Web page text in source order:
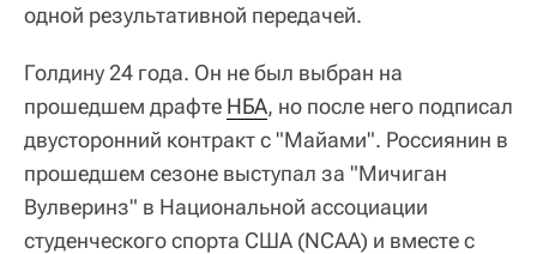
одной результативной передачей.
Голдину 24 года. Он не был выбран на
прошедшем драфте НБА, но после него подписал
двусторонний контракт с "Майами". Россиянин в
прошедшем сезоне выступал за "Мичиган
Вулверинз" в Национальной ассоциации
студенческого спорта США (NCAA) и вместе с